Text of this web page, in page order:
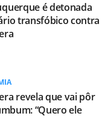
é detonada
transfóbico contra
revela que vai pôr
“Quero ele